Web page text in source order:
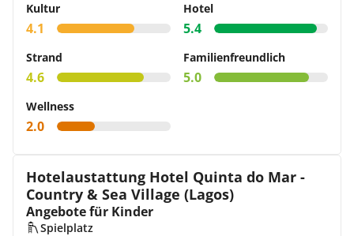
Kultur
4.1
Hotel
5.4
Strand
4.6
Familienfreundlich
5.0
Wellness
2.0
Hotelaustattung Hotel Quinta do Mar -
Country & Sea Village (Lagos)
Angebote für Kinder
Spielplatz